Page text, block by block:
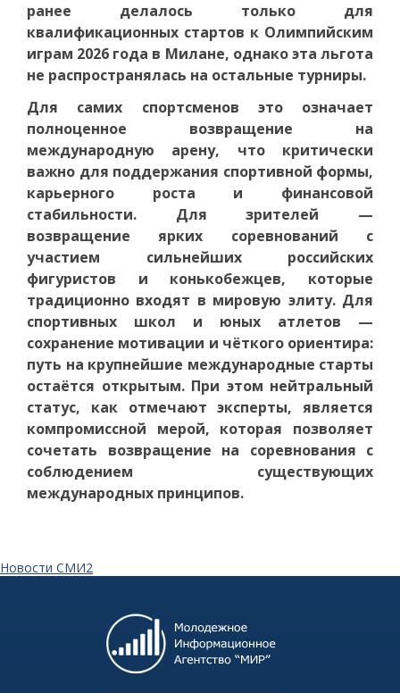
ранее делалось только для
квалификационных стартов к Олимпийским
играм 2026 года в Милане, однако эта льгота
не распространялась на остальные турниры.
Для самих спортсменов это означает
полноценное возвращение на
международную арену, что критически
важно для поддержания спортивной формы,
карьерного роста и финансовой
стабильности. Для зрителей —
возвращение ярких соревнований с
участием сильнейших российских
фигуристов и конькобежцев, которые
традиционно входят в мировую элиту. Для
спортивных школ и юных атлетов —
сохранение мотивации и чёткого ориентира:
путь на крупнейшие международные старты
остаётся открытым. При этом нейтральный
статус, как отмечают эксперты, является
компромиссной мерой, которая позволяет
сочетать возвращение на соревнования с
соблюдением существующих
международных принципов.
Новости СМИ2